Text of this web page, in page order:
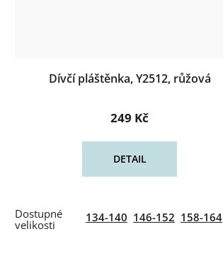
Dívčí pláštěnka, Y2512, růžová
249 Kč
DETAIL
134-140 146-152 158-164